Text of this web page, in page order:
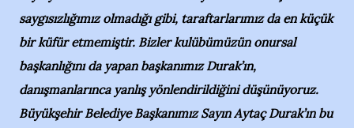
saygısızlığımız olmadığı gibi, taraftarlarımız da en küçük
bir küfür etmemiştir. Bizler kulübümüzün onursal
başkanlığını da yapan başkanımız Durak’ın,
danışmanlarınca yanlış yönlendirildiğini düşünüyoruz.
Büyükşehir Belediye Başkanımız Sayın Aytaç Durak’ın bu